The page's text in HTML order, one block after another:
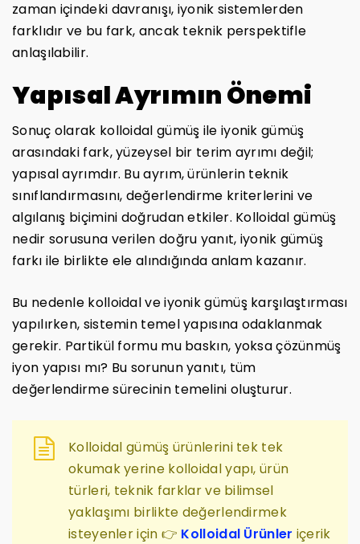
zaman içindeki davranışı, iyonik sistemlerden
farklıdır ve bu fark, ancak teknik perspektifle
anlaşılabilir.
Yapısal Ayrımın Önemi
Sonuç olarak kolloidal gümüş ile iyonik gümüş
arasındaki fark, yüzeysel bir terim ayrımı değil;
yapısal ayrımdır. Bu ayrım, ürünlerin teknik
sınıflandırmasını, değerlendirme kriterlerini ve
algılanış biçimini doğrudan etkiler. Kolloidal gümüş
nedir sorusuna verilen doğru yanıt, iyonik gümüş
farkı ile birlikte ele alındığında anlam kazanır.
Bu nedenle kolloidal ve iyonik gümüş karşılaştırması
yapılırken, sistemin temel yapısına odaklanmak
gerekir. Partikül formu mu baskın, yoksa çözünmüş
iyon yapısı mı? Bu sorunun yanıtı, tüm
değerlendirme sürecinin temelini oluşturur.
Kolloidal gümüş ürünlerini tek tek
okumak yerine kolloidal yapı, ürün
türleri, teknik farklar ve bilimsel
yaklaşımı birlikte değerlendirmek
isteyenler için 👉 Kolloidal Ürünler içerik